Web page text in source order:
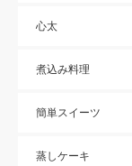
心太
煮込み料理
簡単スイーツ
蒸しケーキ